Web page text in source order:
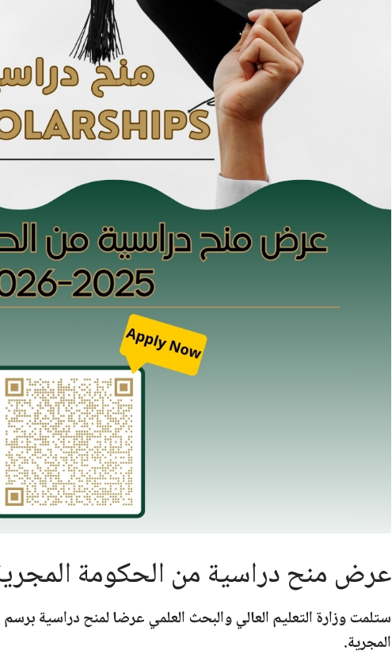
عرض منح دراسية من الحكومة المجرية 2025-
ستلمت وزارة التعليم العالي والبحث العلمي عرضا لمنح دراسية برسم
المجرية.